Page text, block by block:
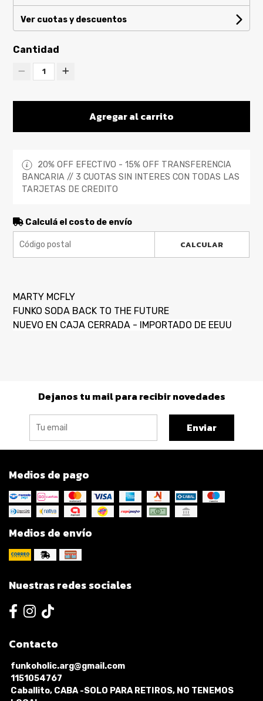
Ver cuotas y descuentos
Cantidad
1
Agregar al carrito
20% OFF EFECTIVO - 15% OFF TRANSFERENCIA
BANCARIA // 3 CUOTAS SIN INTERES CON TODAS LAS
TARJETAS DE CREDITO
Calculá el costo de envío
CALCULAR
MARTY MCFLY
FUNKO SODA BACK TO THE FUTURE
NUEVO EN CAJA CERRADA - IMPORTADO DE EEUU
Dejanos tu mail para recibir novedades
Enviar
Medios de pago
Medios de envío
Nuestras redes sociales
Contacto
funkoholic.arg@gmail.com
1151054767
Caballito, CABA -SOLO PARA RETIROS, NO TENEMOS